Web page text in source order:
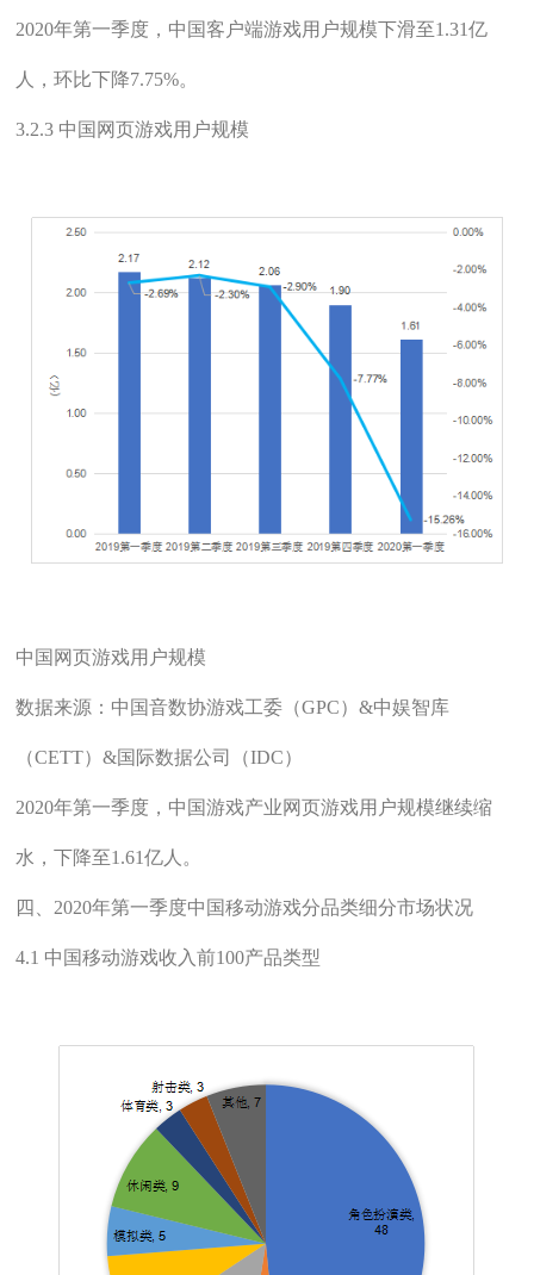
2020年第一季度，中国客户端游戏用户规模下滑至1.31亿
人，环比下降7.75%。
3.2.3 中国网页游戏用户规模
中国网页游戏用户规模
数据来源：中国音数协游戏工委（GPC）&中娱智库
（CETT）&国际数据公司（IDC）
2020年第一季度，中国游戏产业网页游戏用户规模继续缩
水，下降至1.61亿人。
四、2020年第一季度中国移动游戏分品类细分市场状况
4.1 中国移动游戏收入前100产品类型